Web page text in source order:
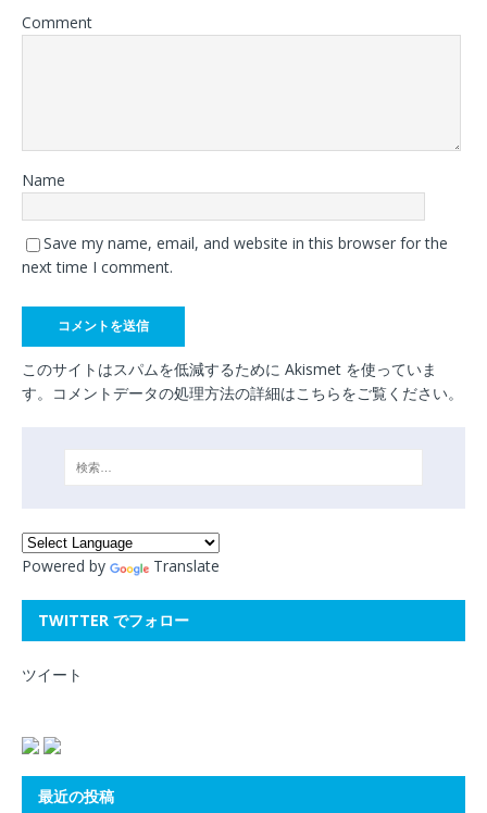
Comment
Name
Save my name, email, and website in this browser for the
next time I comment.
このサイトはスパムを低減するために Akismet を使っていま
す。 コメントデータの処理方法の詳細はこちらをご覧ください。
Powered by Translate
TWITTER でフォロー
ツイート
最近の投稿